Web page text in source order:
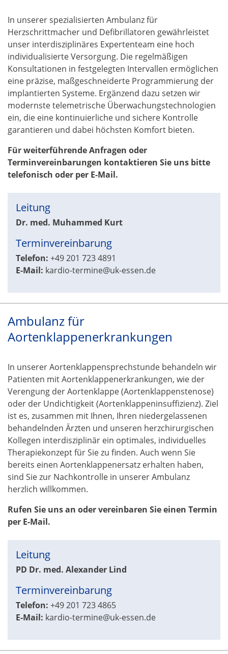
In unserer spezialisierten Ambulanz für
Herzschrittmacher und Defibrillatoren gewährleistet
unser interdisziplinäres Expertenteam eine hoch
individualisierte Versorgung. Die regelmäßigen
Konsultationen in festgelegten Intervallen ermöglichen
eine präzise, maßgeschneiderte Programmierung der
implantierten Systeme. Ergänzend dazu setzen wir
modernste telemetrische Überwachungstechnologien
ein, die eine kontinuierliche und sichere Kontrolle
garantieren und dabei höchsten Komfort bieten.
Für weiterführende Anfragen oder
Terminvereinbarungen kontaktieren Sie uns bitte
telefonisch oder per E-Mail.
Leitung
Dr. med. Muhammed Kurt
Terminvereinbarung
Telefon: +49 201 723 4891
E-Mail: kardio-termine@uk-essen.de
Ambulanz für
Aortenklappenerkrankungen
In unserer Aortenklappensprechstunde behandeln wir
Patienten mit Aortenklappenerkrankungen, wie der
Verengung der Aortenklappe (Aortenklappenstenose)
oder der Undichtigkeit (Aortenklappeninsuffizienz). Ziel
ist es, zusammen mit Ihnen, Ihren niedergelassenen
behandelnden Ärzten und unseren herzchirurgischen
Kollegen interdisziplinär ein optimales, individuelles
Therapiekonzept für Sie zu finden. Auch wenn Sie
bereits einen Aortenklappenersatz erhalten haben,
sind Sie zur Nachkontrolle in unserer Ambulanz
herzlich willkommen.
Rufen Sie uns an oder vereinbaren Sie einen Termin
per E-Mail.
Leitung
PD Dr. med. Alexander Lind
Terminvereinbarung
Telefon: +49 201 723 4865
E-Mail: kardio-termine@uk-essen.de